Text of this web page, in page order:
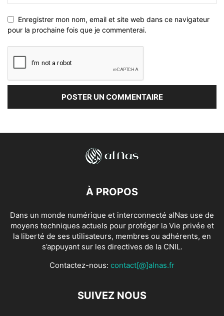
Enregistrer mon nom, email et site web dans ce navigateur
pour la prochaine fois que je commenterai.
À PROPOS
Dans un monde numérique et interconnecté alNas use de
moyens techniques actuels pour protéger la Vie privée et
la liberté de ses utilisateurs, membres ou adhérents, en
s’appuyant sur les directives de la CNIL.
Contactez-nous: contact[@]alnas.fr
SUIVEZ NOUS